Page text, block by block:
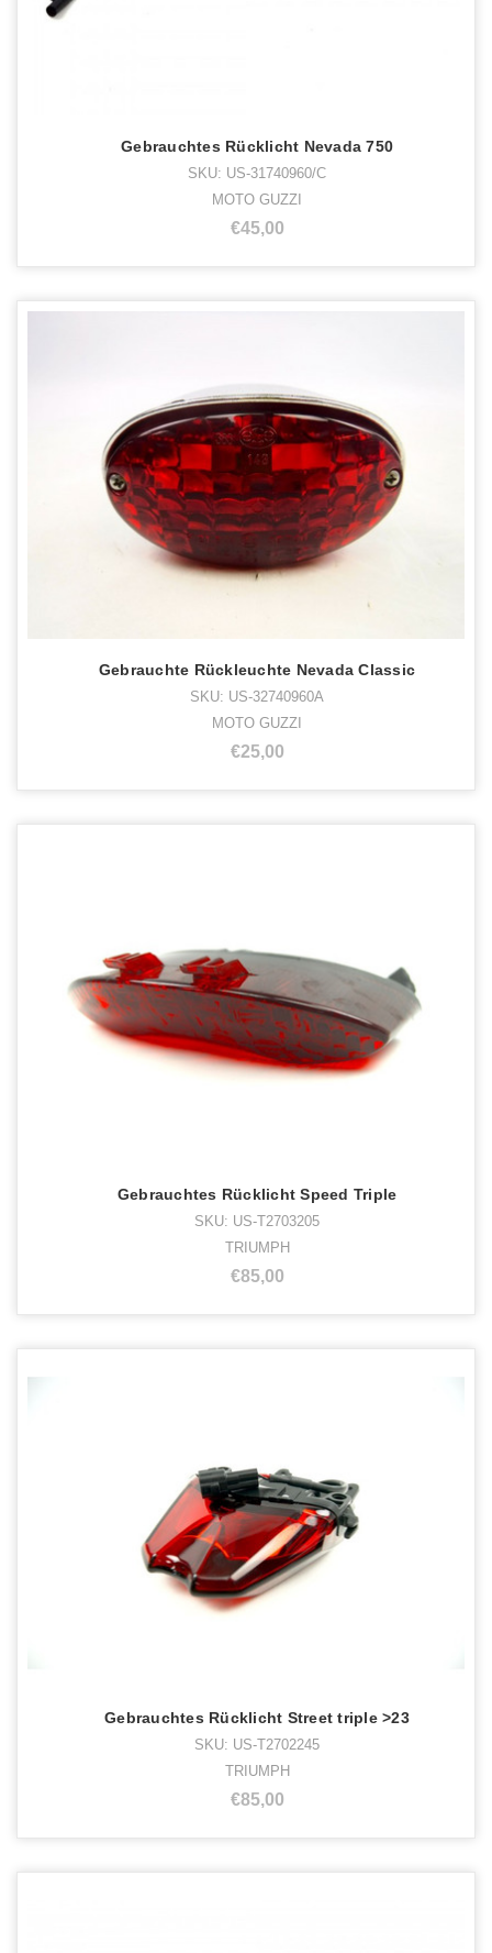
Gebrauchtes Rücklicht Nevada 750
SKU: US-31740960/C
MOTO GUZZI
€45,00
Gebrauchte Rückleuchte Nevada Classic
SKU: US-32740960A
MOTO GUZZI
€25,00
Gebrauchtes Rücklicht Speed Triple
SKU: US-T2703205
TRIUMPH
€85,00
Gebrauchtes Rücklicht Street triple >23
SKU: US-T2702245
TRIUMPH
€85,00